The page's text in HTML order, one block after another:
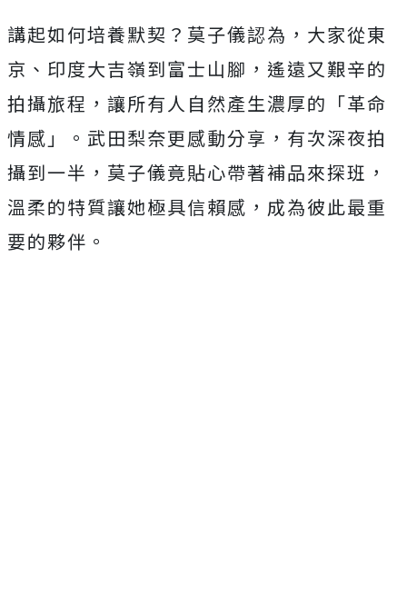
講起如何培養默契？莫子儀認為，大家從東
京、 印度大吉嶺到富士山腳，遙遠又艱辛的
拍攝旅程， 讓所有人自然產生濃厚的「革命
情感」。武田梨奈更感動分享， 有次深夜拍
攝到一半，莫子儀竟貼心帶著補品來探班，
溫柔的特質讓她極具信賴感，成為彼此最重
要的夥伴。